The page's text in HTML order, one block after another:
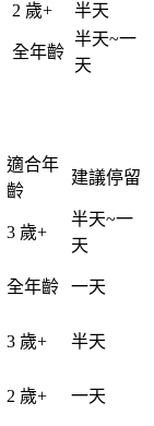
2 歲+ 半天
全年齡
半天~一
天
適合年
齡
建議停留
3 歲+
半天~一
天
全年齡 一天
3 歲+ 半天
2 歲+ 一天